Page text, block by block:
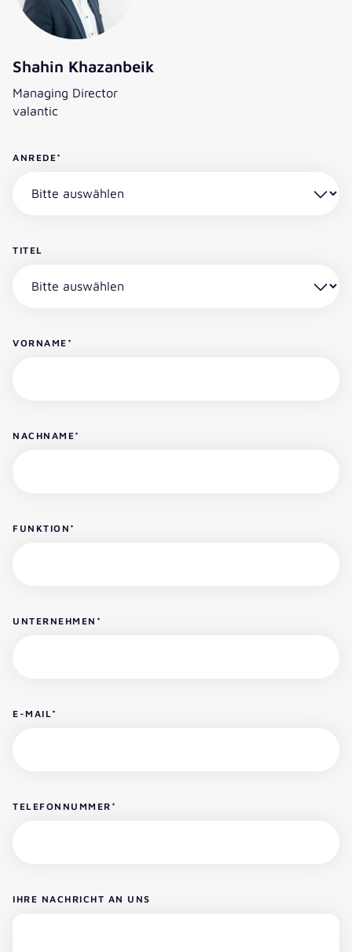
Shahin Khazanbeik
Managing Director
valantic
ANREDE*
TITEL
VORNAME *
NACHNAME*
FUNKTION *
UNTERNEHMEN *
E-MAIL*
TELEFONNUMMER *
IHRE NACHRICHT AN UNS